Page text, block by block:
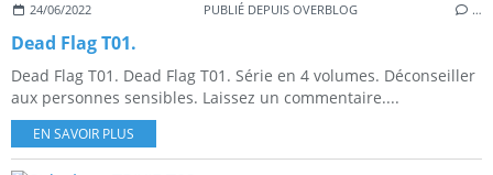
24/06/2022 PUBLIÉ DEPUIS OVERBLOG …
Dead Flag T01.
Dead Flag T01. Dead Flag T01. Série en 4 volumes. Déconseiller
aux personnes sensibles. Laissez un commentaire....
EN SAVOIR PLUS